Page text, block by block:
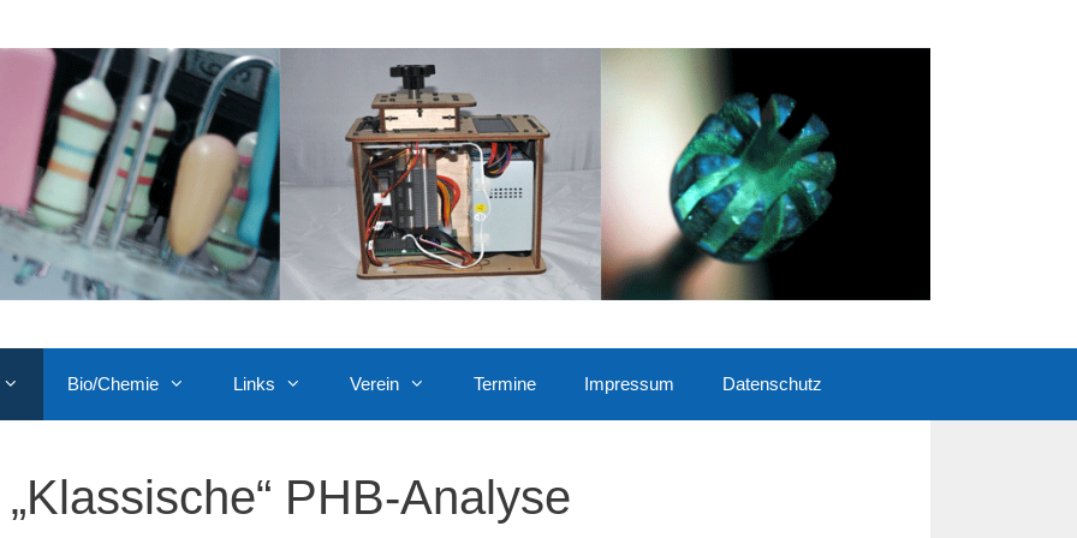
Bio/Chemie Links Verein Termine Impressum Datenschutz
„Klassische“ PHB-Analyse